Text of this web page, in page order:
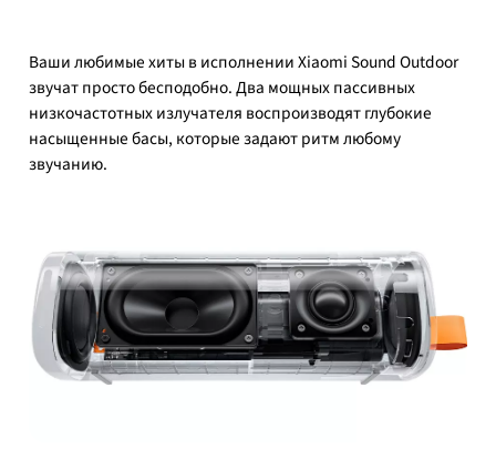
Ваши любимые хиты в исполнении Xiaomi Sound Outdoor
звучат просто бесподобно. Два мощных пассивных
низкочастотных излучателя воспроизводят глубокие
насыщенные басы, которые задают ритм любому
звучанию.